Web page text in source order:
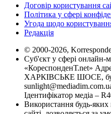
Договір користування
Політика у сфері
Угода щодо
Редакція
© 2000-2026,
Суб'єкт у сфері онлайн-
«КореспонденТ.net»
ХАРКІВСЬКЕ ШОСЕ,
Ідентифікатор медіа –
Використання будь-яких